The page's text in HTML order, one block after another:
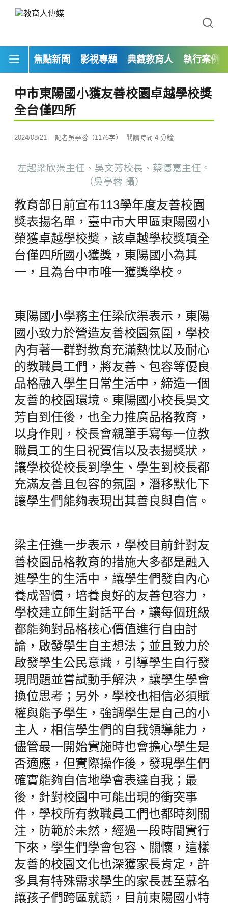
焦點新聞 影視專題 典藏教育人 執行案例
中市東陽國小獲友善校園卓越學校獎
全台僅四所
2024/08/21 記者吳亭蓉（1176字） 閱讀時間 4 分鐘
左起梁欣渠主任、吳文芳校長、蔡憓嘉主任。
（吳亭蓉 攝）
教育部日前宣布113學年度友善校園
獎表揚名單，臺中市大甲區東陽國小
榮獲卓越學校獎，該卓越學校獎項全
台僅四所國小獲獎，東陽國小為其
一，且為台中市唯一獲獎學校。
東陽國小學務主任梁欣渠表示，東陽
國小致力於營造友善校園氛圍，學校
內有著一群對教育充滿熱忱以及耐心
的教職員工們，將友善、包容等優良
品格融入學生日常生活中，締造一個
友善的校園環境。東陽國小校長吳文
芳自到任後，也全力推廣品格教育，
以身作則，校長會親筆手寫每一位教
職員工的生日祝賀信以及表揚獎狀，
讓學校從校長到學生、學生到校長都
充滿友善且包容的氛圍，潛移默化下
讓學生們能夠表現出其善良與自信。
梁主任進一步表示，學校目前針對友
善校園品格教育的措施大多都是融入
進學生的生活中，讓學生們發自內心
養成習慣，培養良好的友善包容力，
學校建立師生對話平台，讓每個班級
都能夠對品格核心價值進行自由討
論，啟發學生自主想法；並且致力於
啟發學生公民意識，引導學生自行發
現問題並嘗試動手解決，讓學生學會
換位思考；另外，學校也相信必須賦
權與能予學生，強調學生是自己的小
主人，相信學生們的自我領導能力，
儘管最一開始實施時也會擔心學生是
否適應，但實際操作後，發現學生們
確實能夠自信地學會表達自我；最
後，針對校園中可能出現的衝突事
件，學校所有教職員工們也都時刻關
注，防範於未然，經過一段時間實行
下來，學生們學會包容、關懷，這樣
友善的校園文化也深獲家長肯定，許
多具有特殊需求學生的家長甚至慕名
讓孩子們跨區就讀，目前東陽國小特